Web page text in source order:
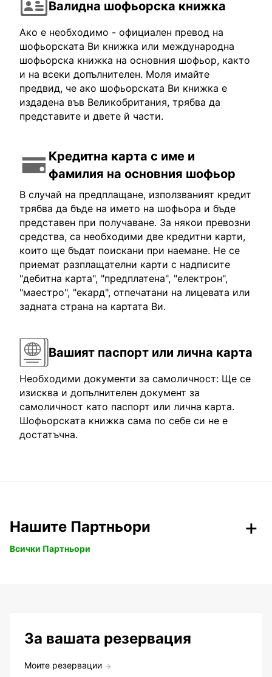
Валидна шофьорска книжка
Ако е необходимо - официален превод на
шофьорската Ви книжка или международна
шофьорска книжка на основния шофьор, както
и на всеки допълнителен. Моля имайте
предвид, че ако шофьорската Ви книжка е
издадена във Великобритания, трябва да
представите и двете й части.
Кредитна карта с име и
фамилия на основния шофьор
В случай на предплащане, използваният кредит
трябва да бъде на името на шофьора и бъде
представен при получаване. За някои превозни
средства, са необходими две кредитни карти,
които ще бъдат поискани при наемане. Не се
приемат разплащателни карти с надписите
"дебитна карта", "предплатена", "електрон",
"маестро", "екард", отпечатани на лицевата или
задната страна на картата Ви.
Вашият паспорт или лична карта
Необходими документи за самоличност: Ще се
изисква и допълнителен документ за
самоличност като паспорт или лична карта.
Шофьорската книжка сама по себе си не е
достатъчна.
Нашите Партньори
Всички Партньори
За вашата резервация
Моите резервации